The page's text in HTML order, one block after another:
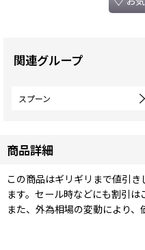
関連グループ
スプーン
商品詳細
この商品はギリギリまで値引
ます。セール時などにも割引は
また、外為相場の変動により、